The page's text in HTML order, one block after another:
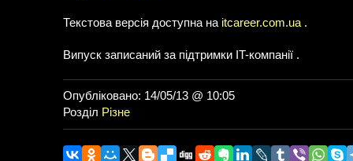
Текстова версія доступна на itcareer.com.ua .
Випуск записаний за підтримки IT-компанії .
Опубліковано: 14/05/13 @ 10:05
Розділ Різне